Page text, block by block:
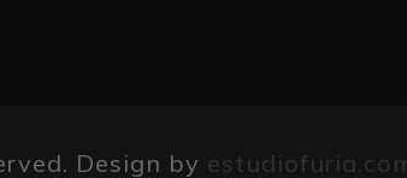
Design by